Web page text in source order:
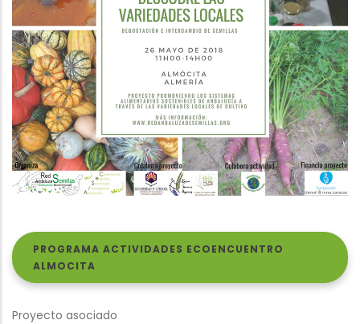
PROGRAMA ACTIVIDADES ECOENCUENTRO
ALMOCITA
Proyecto asociado